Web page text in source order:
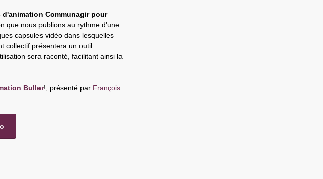
Communagir pour
que nous publions au rythme d'une
capsules vidéo dans lesquelles
collectif présentera un outil
sera raconté, facilitant ainsi la
Buller!, présenté par François